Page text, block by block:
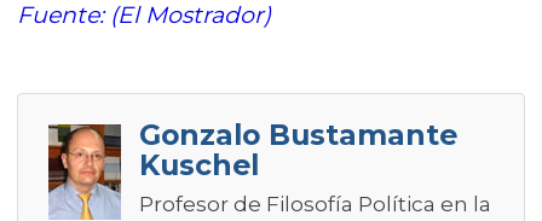
Fuente: (El Mostrador)
Gonzalo Bustamante
Kuschel
Profesor de Filosofía Política en la